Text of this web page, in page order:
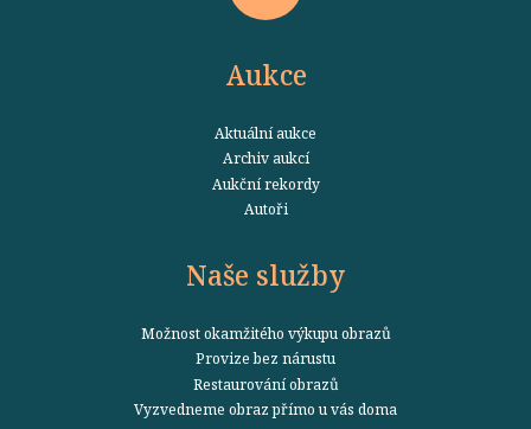
Aukce
Aktuální aukce
Archiv aukcí
Aukční rekordy
Autoři
Naše služby
Možnost okamžitého výkupu obrazů
Provize bez nárustu
Restaurování obrazů
Vyzvedneme obraz přímo u vás doma